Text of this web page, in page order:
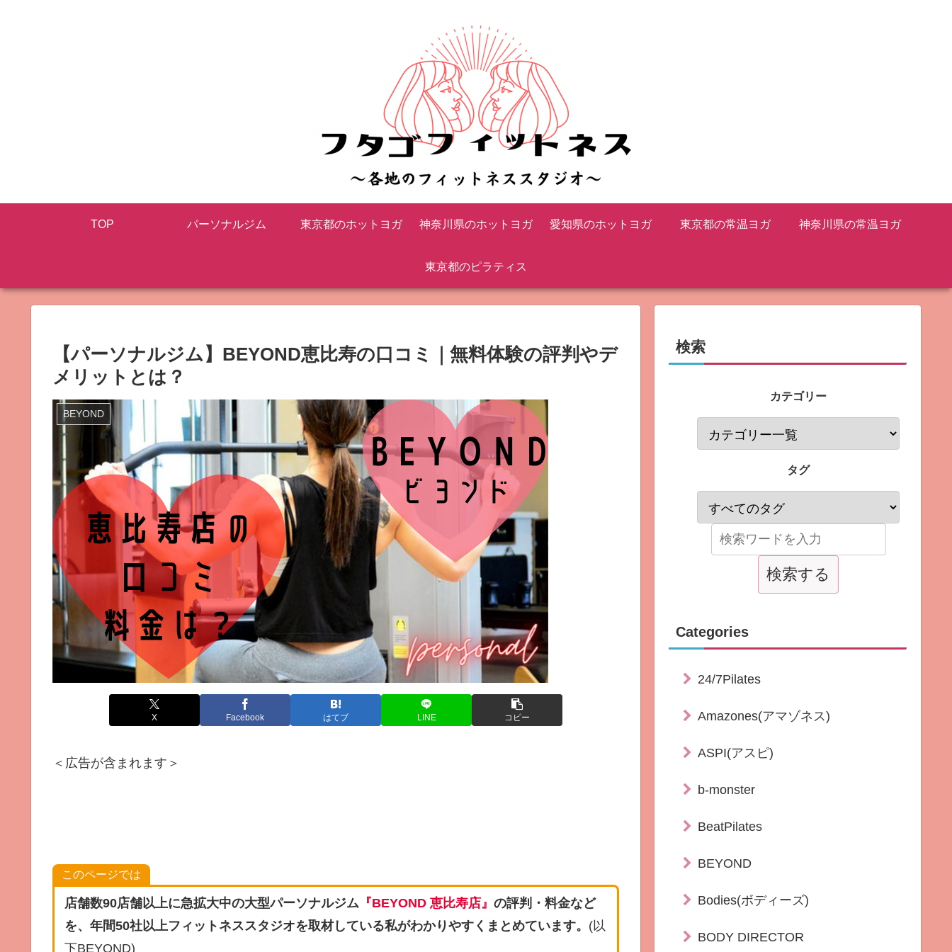
TOP パーソナルジム 東京都のホットヨガ 神奈川県のホットヨガ 愛知県のホットヨガ 東京都の常温ヨガ 神奈川県の常温ヨガ
東京都のピラティス
【パーソナルジム】BEYOND恵比寿の口コミ｜無料体験の評判やデ
メリットとは？
BEYOND
X Facebook はてブ LINE コピー
＜広告が含まれます＞
このページでは
店舗数90店舗以上に急拡大中の大型パーソナルジム 『BEYOND 恵比寿店』の評判・料金など
を、年間50社以上フィットネススタジオを取材している私がわかりやすくまとめています。 (以
下BEYOND)
検索
カテゴリー
タグ
Categories
24/7Pilates
Amazones(アマゾネス)
ASPI(アスピ)
b-monster
BeatPilates
BEYOND
Bodies(ボディーズ)
BODY DIRECTOR